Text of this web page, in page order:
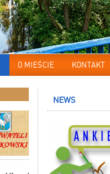
O MIEŚCIE KONTAKT
NEWS